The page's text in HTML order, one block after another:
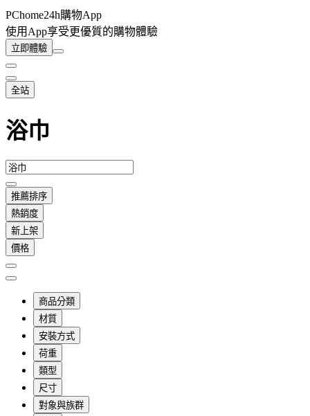
PChome24h購物App
使用App享受更優質的購物體驗
立即體驗
全站
浴巾
推薦排序
熱銷度
新上架
價格
商品分類
材質
安裝方式
荷重
類型
尺寸
對象與族群